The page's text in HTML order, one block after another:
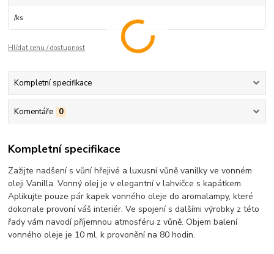
/ks
Hlídat cenu / dostupnost
Kompletní specifikace
Komentáře 0
Kompletní specifikace
Zažijte nadšení s vůní hřejivé a luxusní vůně vanilky ve vonném
oleji Vanilla. Vonný olej je v elegantní v lahvičce s kapátkem.
Aplikujte pouze pár kapek vonného oleje do aromalampy, které
dokonale provoní váš interiér. Ve spojení s dalšími výrobky z této
řady vám navodí příjemnou atmosféru z vůně. Objem balení
vonného oleje je 10 ml, k provonění na 80 hodin.